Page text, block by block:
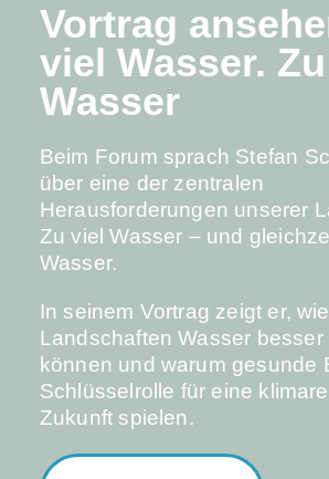
Vortrag
viel Wasser.
Wasser
Beim Forum sprach Stefan
über eine der zentralen
Herausforderungen unserer
Zu viel Wasser – und
Wasser.
In seinem Vortrag zeigt er, wie
Landschaften Wasser besser
können und warum gesunde
Schlüsselrolle für eine
Zukunft spielen.